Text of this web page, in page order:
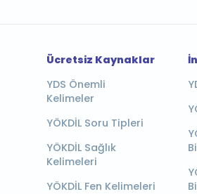
Ücretsiz Kaynaklar
YDS Önemli
Kelimeler
YÖKDİL Soru Tipleri
YÖKDİL Sağlık
Kelimeleri
YÖKDİL Fen Kelimeleri